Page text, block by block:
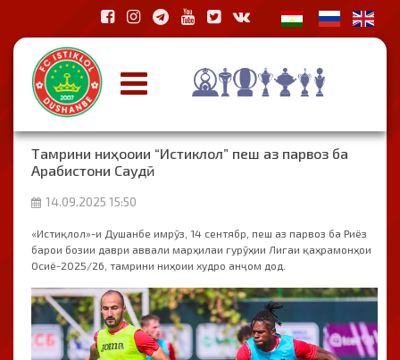
Тамрини ниҳооии “Истиклол” пеш аз парвоз ба
Арабистони Саудӣ
14.09.2025 15:50
«Истиқлол»-и Душанбе имрӯз, 14 сентябр, пеш аз парвоз ба Риёз
барои бозии даври аввали марҳилаи гурӯҳии Лигаи қаҳрамонҳои
Осиё-2025/26, тамрини ниҳоии худро анҷом дод.